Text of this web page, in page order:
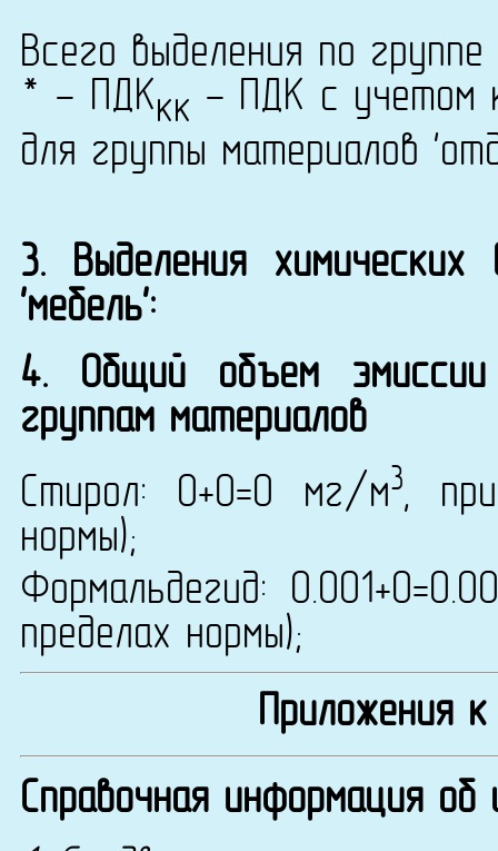
Всего выделения по
* - ПДКкк - ПДК с учетом
для группы материалов
3. Выделения
'мебель':
4. Общий объем
группам материалов
Стирол: 0+0=0 мг/м3,
нормы);
Формальдегид:
пределах нормы);
Приложения
Справочная информация об